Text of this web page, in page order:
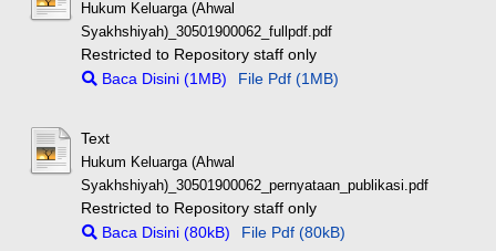
Hukum Keluarga (Ahwal
Syakhshiyah)_30501900062_fullpdf.pdf
Restricted to Repository staff only
Baca Disini (1MB)
File Pdf (1MB)
Text
Hukum Keluarga (Ahwal
Syakhshiyah)_30501900062_pernyataan_publikasi.pdf
Restricted to Repository staff only
Baca Disini (80kB)
File Pdf (80kB)